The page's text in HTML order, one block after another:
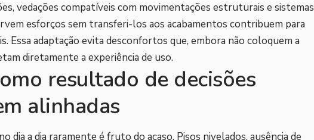
vedações compatíveis com movimentações estruturais e sistemas
esforços sem transferi-los aos acabamentos contribuem para
Essa adaptação evita desconfortos que, embora não coloquem a
diretamente a experiência de uso.
resultado de decisões
alinhadas
dia a dia raramente é fruto do acaso. Pisos nivelados, ausência de